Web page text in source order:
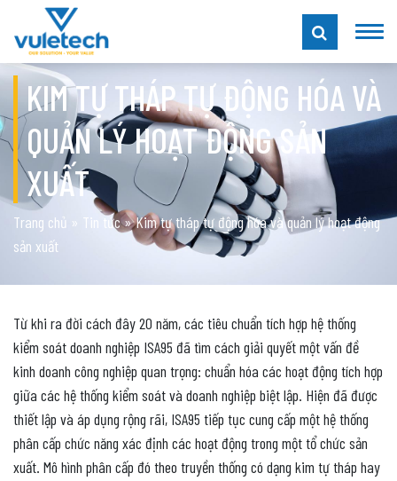
KIM TỰ THÁP TỰ ĐỘNG HÓA VÀ
QUẢN LÝ HOẠT ĐỘNG SẢN
XUẤT
Trang chủ » Tin tức»Kim tự tháp tự động hóa và quản lý hoạt động
sản xuất
Từ khi ra đời cách đây 20 năm, các tiêu chuẩn tích hợp hệ thống
kiểm soát doanh nghiệp ISA95 đã tìm cách giải quyết một vấn đề
kinh doanh công nghiệp quan trọng: chuẩn hóa các hoạt động tích hợp
giữa các hệ thống kiểm soát và doanh nghiệp biệt lập. Hiện đã được
thiết lập và áp dụng rộng rãi, ISA95 tiếp tục cung cấp một hệ thống
phân cấp chức năng xác định các hoạt động trong một tổ chức sản
xuất. Mô hình phân cấp đó theo truyền thống có dạng kim tự tháp hay